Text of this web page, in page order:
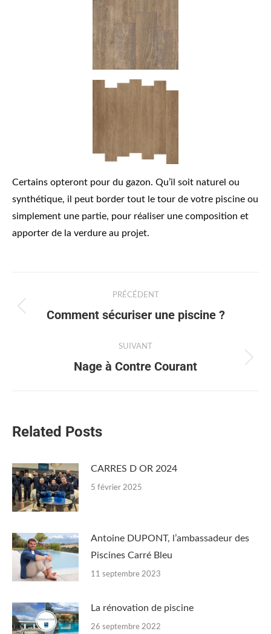
Certains opteront pour du gazon. Qu’il soit naturel ou
synthétique, il peut border tout le tour de votre piscine ou
simplement une partie, pour réaliser une composition et
apporter de la verdure au projet.
PRÉCÉDENT
Comment sécuriser une piscine ?
SUIVANT
Nage à Contre Courant
Related Posts
CARRES D OR 2024
5 février 2025
Antoine DUPONT, l’ambassadeur des
Piscines Carré Bleu
11 septembre 2023
La rénovation de piscine
26 septembre 2022